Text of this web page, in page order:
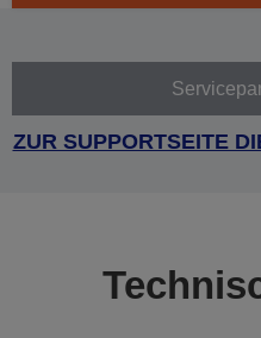
ZUR SUPPORTSEITE